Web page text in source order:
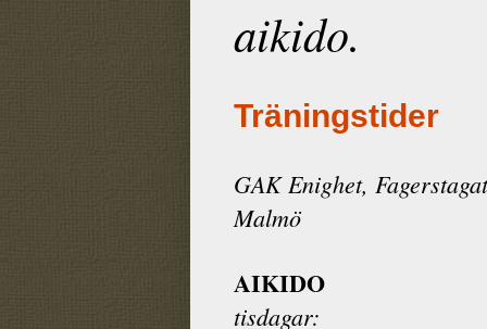
aikido.
Träningstider
GAK Enighet,
Malmö
AIKIDO
tisdagar: